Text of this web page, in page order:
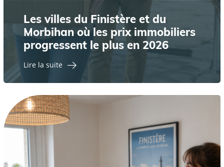
Les villes du Finistère et du
Morbihan où les prix immobiliers
progressent le plus en 2026
Lire la suite